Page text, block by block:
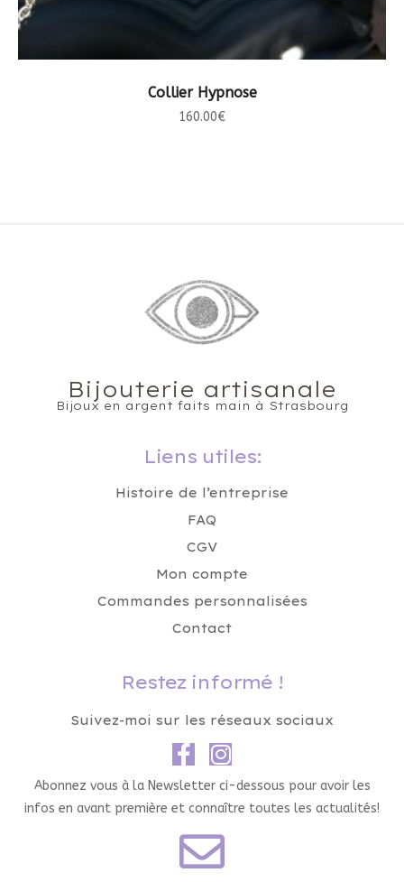
CHOIX DES OPTIONS
Collier Hypnose
160.00€
Bijouterie artisanale
Bijoux en argent faits main à Strasbourg
Liens utiles:
Histoire de l’entreprise
FAQ
CGV
Mon compte
Commandes personnalisées
Contact
Restez informé !
Suivez-moi sur les réseaux sociaux
Abonnez vous à la Newsletter ci-dessous pour avoir les
infos en avant première et connaître toutes les actualités!